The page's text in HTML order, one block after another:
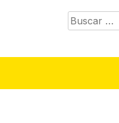
Buscar: